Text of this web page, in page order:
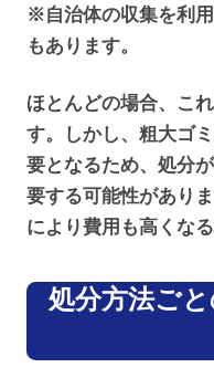
※自治体の収集を利
もあります。
ほとんどの場合、こ
す。しかし、粗大ゴ
要となるため、処分
要する可能性があり
により費用も高くな
処分方法ご